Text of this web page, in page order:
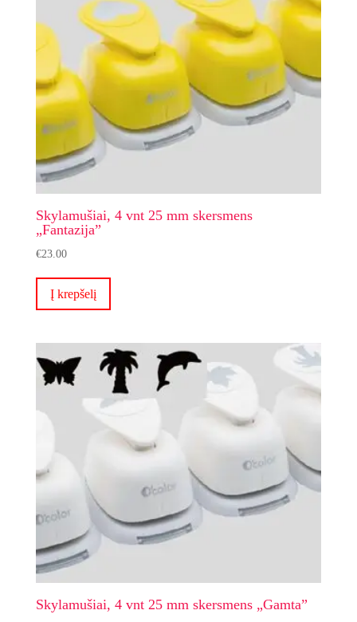
Skylamušiai, 4 vnt 25 mm skersmens
„Fantazija”
€23.00
Į krepšelį
Skylamušiai, 4 vnt 25 mm skersmens „Gamta”